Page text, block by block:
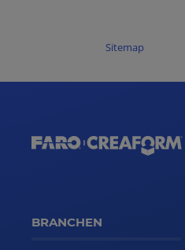
Sitemap
BRANCHEN